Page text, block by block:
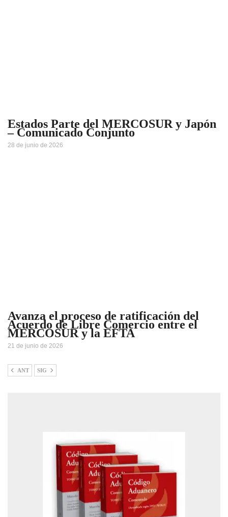
Estados Parte del MERCOSUR y Japón
– Comunicado Conjunto
28 de junio de 2026
Avanza el proceso de ratificación del
Acuerdo de Libre Comercio entre el
MERCOSUR y la EFTA
21 de junio de 2026
ANT SIG